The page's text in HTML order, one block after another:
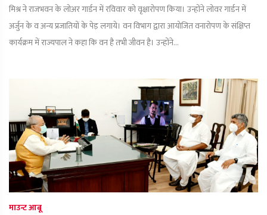
मिश्र ने राजभवन के लोअर गार्डन में रविवार को वृक्षारोपण किया। उन्होंने लोवर गार्डन में
अर्जुन के व अन्य प्रजातियों के पेड़ लगाये। वन विभाग द्वारा आयोजित वनारोपण के संक्षिप्त
कार्यक्रम में राज्यपाल ने कहा कि वन है तभी जीवन है। उन्होंने...
माउन्ट आबू